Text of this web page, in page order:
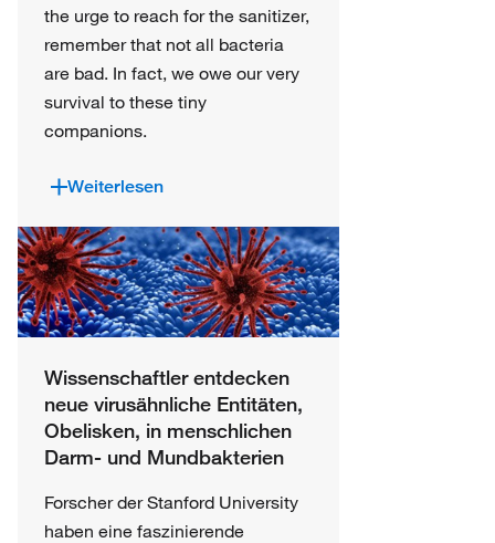
the urge to reach for the sanitizer,
remember that not all bacteria
are bad. In fact, we owe our very
survival to these tiny
companions.
Weiterlesen
Wissenschaftler entdecken
neue virusähnliche Entitäten,
Obelisken, in menschlichen
Darm- und Mundbakterien
Forscher der Stanford University
haben eine faszinierende